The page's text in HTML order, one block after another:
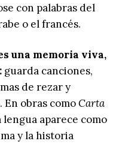
con palabras del
o el francés.
una memoria viva,
guarda canciones,
de rezar y
obras comoCarta
lengua aparece como
y la historia